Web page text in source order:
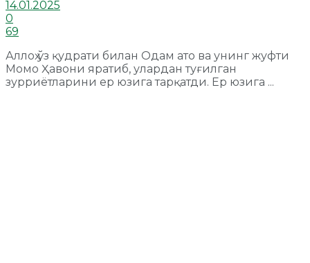
14.01.2025
0
69
Аллоҳ ўз қудрати билан Одам ато ва унинг жуфти
Момо Ҳавони яратиб, улардан туғилган
зурриётларини ер юзига тарқатди. Ер юзига ...